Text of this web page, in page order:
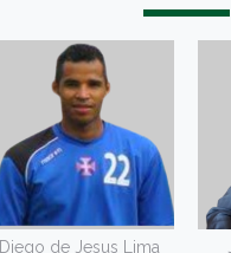
Diego de Jesus Lima